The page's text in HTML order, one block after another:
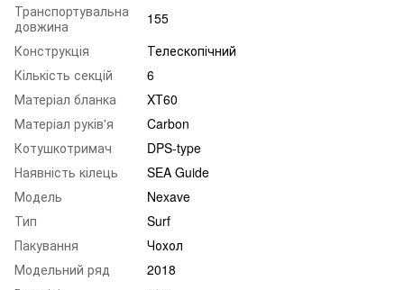
Транспортувальна
довжина
155
Конструкція
Телескопічний
Кількість секцій
6
Матеріал бланка
XT60
Матеріал руків'я
Carbon
Котушкотримач
DPS-type
Наявність кілець
SEA Guide
Модель
Nexave
Тип
Surf
Пакування
Чохол
Модельний ряд
2018